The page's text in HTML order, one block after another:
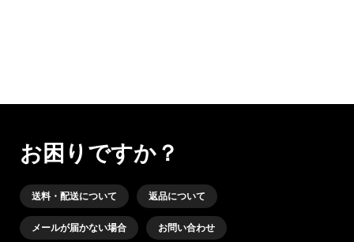
お困りですか？
送料・配送について 返品について
メールが届かない場合 お問い合わせ